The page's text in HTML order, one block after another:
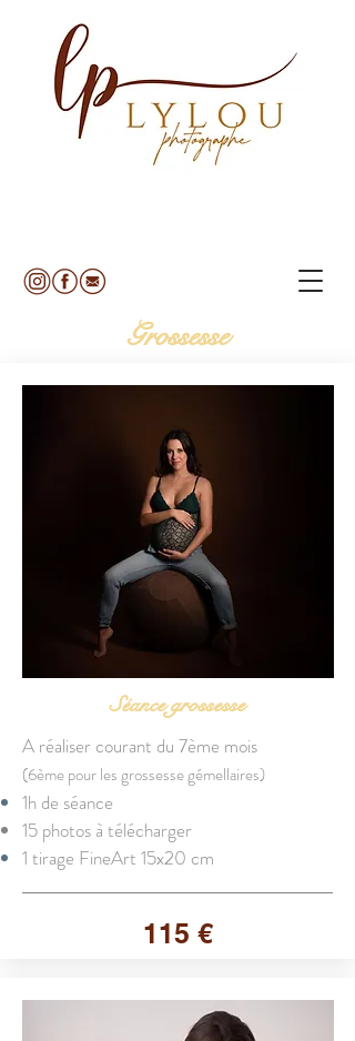
Grossesse​
Séance grossesse
A réaliser courant du 7ème mois
(6ème pour les grossesse gémellaires)
1h de séance
15 photos à télécharger
1 tirage FineArt 15x20 cm
115 €